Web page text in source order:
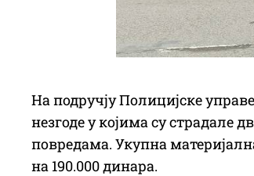
На подручју Полицијске
незгоде у којима су страдале
повредама. Укупна
на 190.000 динара.